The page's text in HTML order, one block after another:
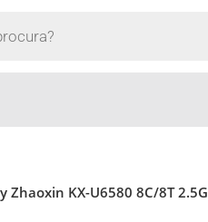
Zhaoxin KX-U6580 8C/8T